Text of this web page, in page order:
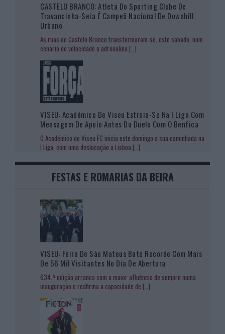
CASTELO BRANCO: Atleta Do Sporting Clube De
Travancinha-Seia É Campeã Nacional De Downhill
Urbano
As ruas de Castelo Branco transformaram-se, este sábado, num
cenário de velocidade e adrenalina […]
VISEU: Académico De Viseu Estreia-Se Na I Liga Com
Mensagem De Apoio Antes Do Duelo Com O Benfica
O Académico de Viseu FC inicia este domingo a sua caminhada na
I Liga, com uma deslocação a Lisboa […]
FESTAS E ROMARIAS DA BEIRA
VISEU: Feira De São Mateus Bate Recorde Com Mais
De 56 Mil Visitantes No Dia De Abertura
634.ª edição arranca com a maior afluência de sempre numa
inauguração e reafirma a capacidade de […]